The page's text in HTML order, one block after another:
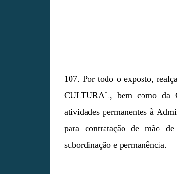
107. Por todo o exposto,
CULTURAL, bem como da
atividades permanentes à
para contratação de mão
subordinação e permanência.